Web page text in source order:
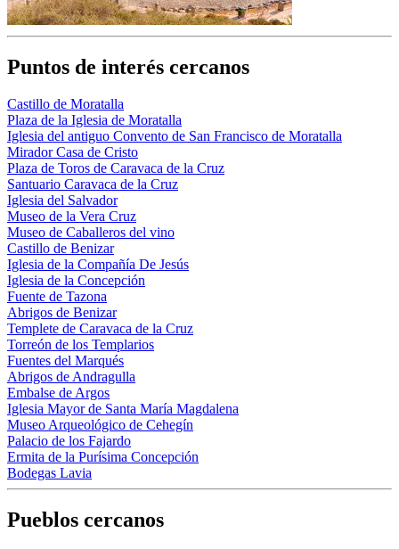
Puntos de interés cercanos
Castillo de Moratalla
Plaza de la Iglesia de Moratalla
Iglesia del antiguo Convento de San Francisco de Moratalla
Mirador Casa de Cristo
Plaza de Toros de Caravaca de la Cruz
Santuario Caravaca de la Cruz
Iglesia del Salvador
Museo de la Vera Cruz
Museo de Caballeros del vino
Castillo de Benizar
Iglesia de la Compañía De Jesús
Iglesia de la Concepción
Fuente de Tazona
Abrigos de Benizar
Templete de Caravaca de la Cruz
Torreón de los Templarios
Fuentes del Marqués
Abrigos de Andragulla
Embalse de Argos
Iglesia Mayor de Santa María Magdalena
Museo Arqueológico de Cehegín
Palacio de los Fajardo
Ermita de la Purísima Concepción
Bodegas Lavia
Pueblos cercanos